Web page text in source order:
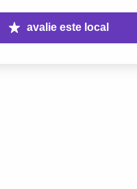
avalie este local